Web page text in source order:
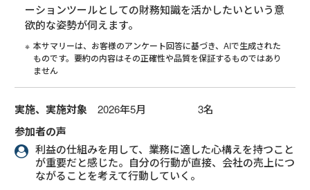
ーションツールとしての財務知識を活かしたいという意
欲的な姿勢が伺えます。
本サマリーは、お客様のアンケート回答に基づき、AIで生成された
ものです。要約の内容はその正確性や品質を保証するものではあり
ません
実施、実施対象 2026年5月 3名
参加者の声
利益の仕組みを用して、業務に適した心構えを持つこと
が重要だと感じた。自分の行動が直接、会社の売上につ
ながることを考えて行動していく。